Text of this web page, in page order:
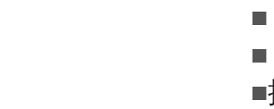
■
■
■